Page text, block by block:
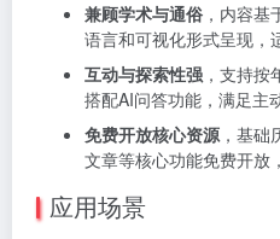
兼顾学术与通俗 ，内容
语言和可视化形式呈现，
互动与探索性强 ，支持按
搭配AI问答功能，满足主
免费开放核心资源，基础
文章等核心功能免费开放
应用场景